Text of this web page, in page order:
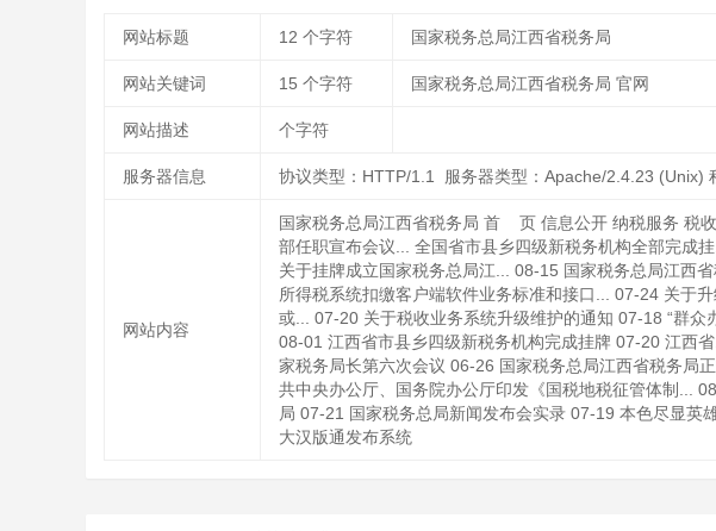
网站标题 12 个字符 国家税务总局江西省税务局
网站关键词 15 个字符 国家税务总局江西省税务局 官网
网站描述 个字符
服务器信息 协议类型：HTTP/1.1 服务器类型：Apache/2.4.23 (Unix)
网站内容
国家税务总局江西省税务局 首 页 信息公开 纳税服务 税
部任职宣布会议... 全国省市县乡四级新税务机构全部完成
关于挂牌成立国家税务总局江... 08-15 国家税务总局江西
所得税系统扣缴客户端软件业务标准和接口... 07-24 关于
或... 07-20 关于税收业务系统升级维护的通知 07-18 “群
08-01 江西省市县乡四级新税务机构完成挂牌 07-20 江西
家税务局长第六次会议 06-26 国家税务总局江西省税务局
共中央办公厅、国务院办公厅印发《国税地税征管体制...
局 07-21 国家税务总局新闻发布会实录 07-19 本色尽显
大汉版通发布系统